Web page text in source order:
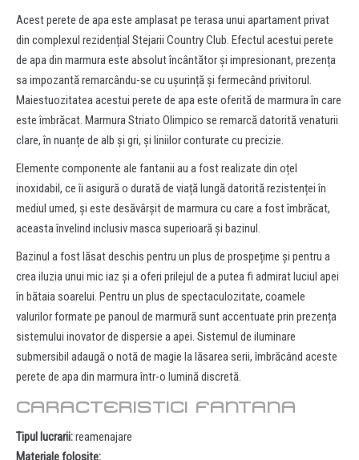
Acest perete de apa este amplasat pe terasa unui apartament privat
din complexul rezidențial Stejarii Country Club. Efectul acestui perete
de apa din marmura este absolut încântător și impresionant, prezența
sa impozantă remarcându-se cu ușurință și fermecând privitorul.
Maiestuozitatea acestui perete de apa este oferită de marmura în care
este îmbrăcat. Marmura Striato Olimpico se remarcă datorită venaturii
clare, în nuanțe de alb și gri, și liniilor conturate cu precizie.
Elemente componente ale fantanii au a fost realizate din oțel
inoxidabil, ce îi asigură o durată de viață lungă datorită rezistenței în
mediul umed, și este desăvârșit de marmura cu care a fost îmbrăcat,
aceasta învelind inclusiv masca superioară și bazinul.
Bazinul a fost lăsat deschis pentru un plus de prospețime și pentru a
crea iluzia unui mic iaz și a oferi prilejul de a putea fi admirat luciul apei
în bătaia soarelui. Pentru un plus de spectaculozitate, coamele
valurilor formate pe panoul de marmură sunt accentuate prin prezența
sistemului inovator de dispersie a apei. Sistemul de iluminare
submersibil adaugă o notă de magie la lăsarea serii, îmbrăcând aceste
perete de apa din marmura într-o lumină discretă.
CARACTERISTICI FANTANA
Tipul lucrarii:reamenajare
Materiale folosite: